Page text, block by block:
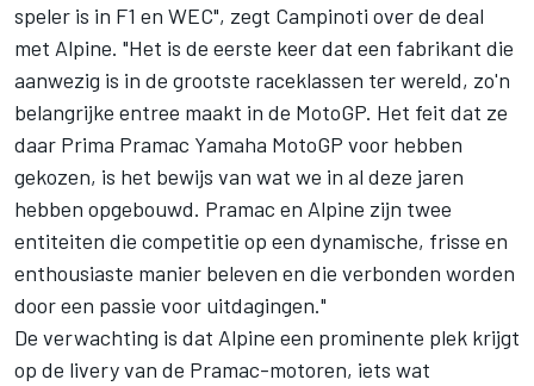
speler is in F1 en WEC", zegt Campinoti over de deal
met Alpine. "Het is de eerste keer dat een fabrikant die
aanwezig is in de grootste raceklassen ter wereld, zo'n
belangrijke entree maakt in de MotoGP. Het feit dat ze
daar Prima Pramac Yamaha MotoGP voor hebben
gekozen, is het bewijs van wat we in al deze jaren
hebben opgebouwd. Pramac en Alpine zijn twee
entiteiten die competitie op een dynamische, frisse en
enthousiaste manier beleven en die verbonden worden
door een passie voor uitdagingen."
De verwachting is dat Alpine een prominente plek krijgt
op de livery van de Pramac-motoren, iets wat